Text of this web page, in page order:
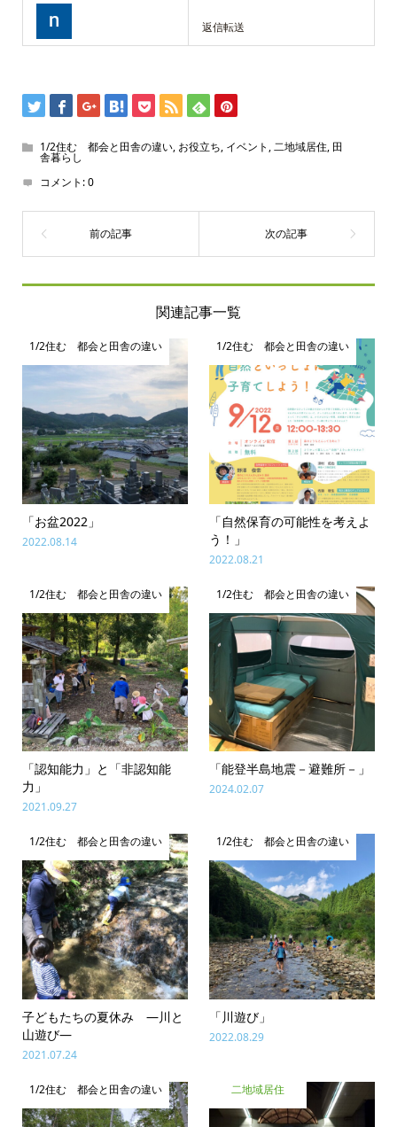
返信転送
1/2住む 都会と田舎の違い, お役立ち, イベント ,二地域居住, 田
舎暮らし
コメント:0
関連記事一覧
1/2住む 都会と田舎の違い
「お盆2022」
2022.08.14
1/2住む 都会と田舎の違い
「自然保育の可能性を考えよ
う！」
2022.08.21
1/2住む 都会と田舎の違い
「認知能力」と「非認知能
力」
2021.09.27
1/2住む 都会と田舎の違い
「能登半島地震－避難所－」
2024.02.07
1/2住む 都会と田舎の違い
子どもたちの夏休み ―川と
山遊び―
2021.07.24
1/2住む 都会と田舎の違い
「川遊び」
2022.08.29
1/2住む 都会と田舎の違い 二地域居住